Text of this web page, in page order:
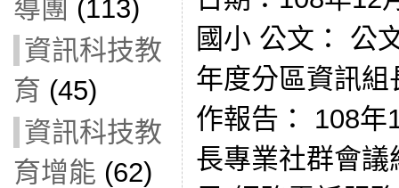
導團 (113)
資訊科技教
育 (45)
資訊科技教
育增能 (62)
國小 公文： 公
年度分區資訊
作報告： 108年
長專業社群會